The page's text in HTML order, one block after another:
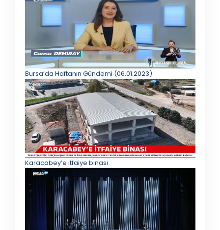
Bursa’da Haftanın Gündemi (06.01.2023)
Karacabey’e itfaiye binası